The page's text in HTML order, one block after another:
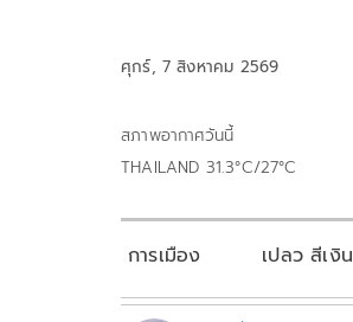
ศุกร์, 7 สิงหาคม 2569
สภาพอากาศวันนี้
THAILAND 31.3°C/27°C
การเมือง เปลว สีเงิน